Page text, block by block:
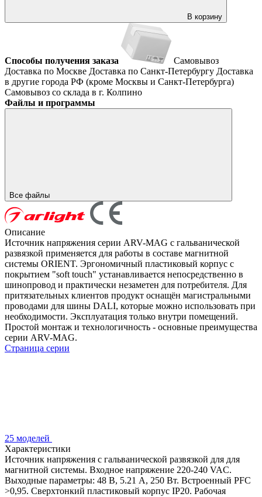
В корзину
Способы получения заказа
Самовывоз
Доставка по Москве Доставка по Санкт-Петербургу Доставка
в другие города РФ (кроме Москвы и Санкт-Петербурга)
Самовывоз со склада в г. Колпино
Файлы и программы
Все файлы
Описание
Источник напряжения серии ARV-MAG с гальванической
развязкой применяется для работы в составе магнитной
системы ORIENT. Эргономичный пластиковый корпус с
покрытием "soft touch" устанавливается непосредственно в
шинопровод и практически незаметен для потребителя. Для
притязательных клиентов продукт оснащён магистральными
проводами для шины DALI, которые можно использовать при
необходимости. Эксплуатация только внутри помещений.
Простой монтаж и технологичность - основные преимущества
серии ARV-MAG.
Страница серии
25 моделей
Характеристики
Источник напряжения с гальванической развязкой для для
магнитной системы. Входное напряжение 220-240 VAC.
Выходные параметры: 48 В, 5.21 А, 250 Вт. Встроенный PFC
>0,95. Сверхтонкий пластиковый корпус IP20. Рабочая